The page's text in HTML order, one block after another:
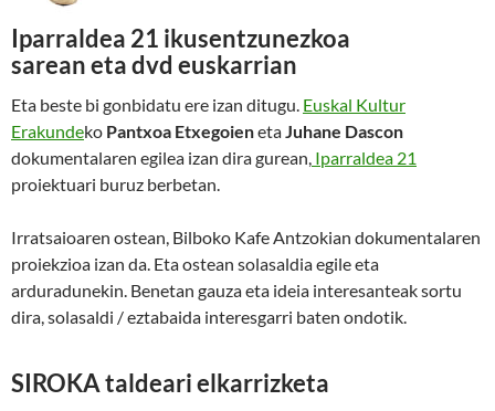
Iparraldea 21 ikusentzunezkoa
sarean eta dvd euskarrian
Eta beste bi gonbidatu ere izan ditugu. Euskal Kultur
Erakundeko Pantxoa EtxegoienetaJuhane Dascon
dokumentalaren egilea izan dira gurean, Iparraldea 21
proiektuari buruz berbetan.
Irratsaioaren ostean, Bilboko Kafe Antzokian dokumentalaren
proiekzioa izan da. Eta ostean solasaldia egile eta
arduradunekin. Benetan gauza eta ideia interesanteak sortu
dira, solasaldi / eztabaida interesgarri baten ondotik.
SIROKA taldeari elkarrizketa